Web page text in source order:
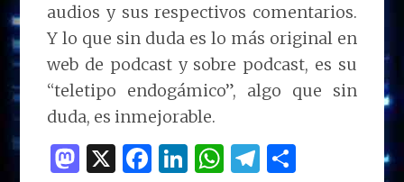
audios y sus respectivos comentarios.
Y lo que sin duda es lo más original en
web de podcast y sobre podcast, es su
“teletipo endogámico”, algo que sin
duda, es inmejorable.
M X F
Li W T